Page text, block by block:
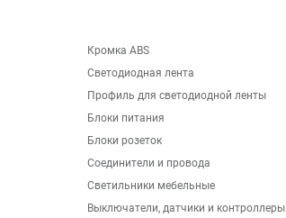
Кромка ABS
Светодиодная лента
Профиль для светодиодной ленты
Блоки питания
Блоки розеток
Соединители и провода
Светильники мебельные
Выключатели, датчики и контроллеры